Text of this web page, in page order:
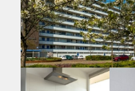
Inkomen eis
2,9 X Maandhuur Bruto
Huurtermijn
Onbepaalde termijn
Oplevering
Kaal